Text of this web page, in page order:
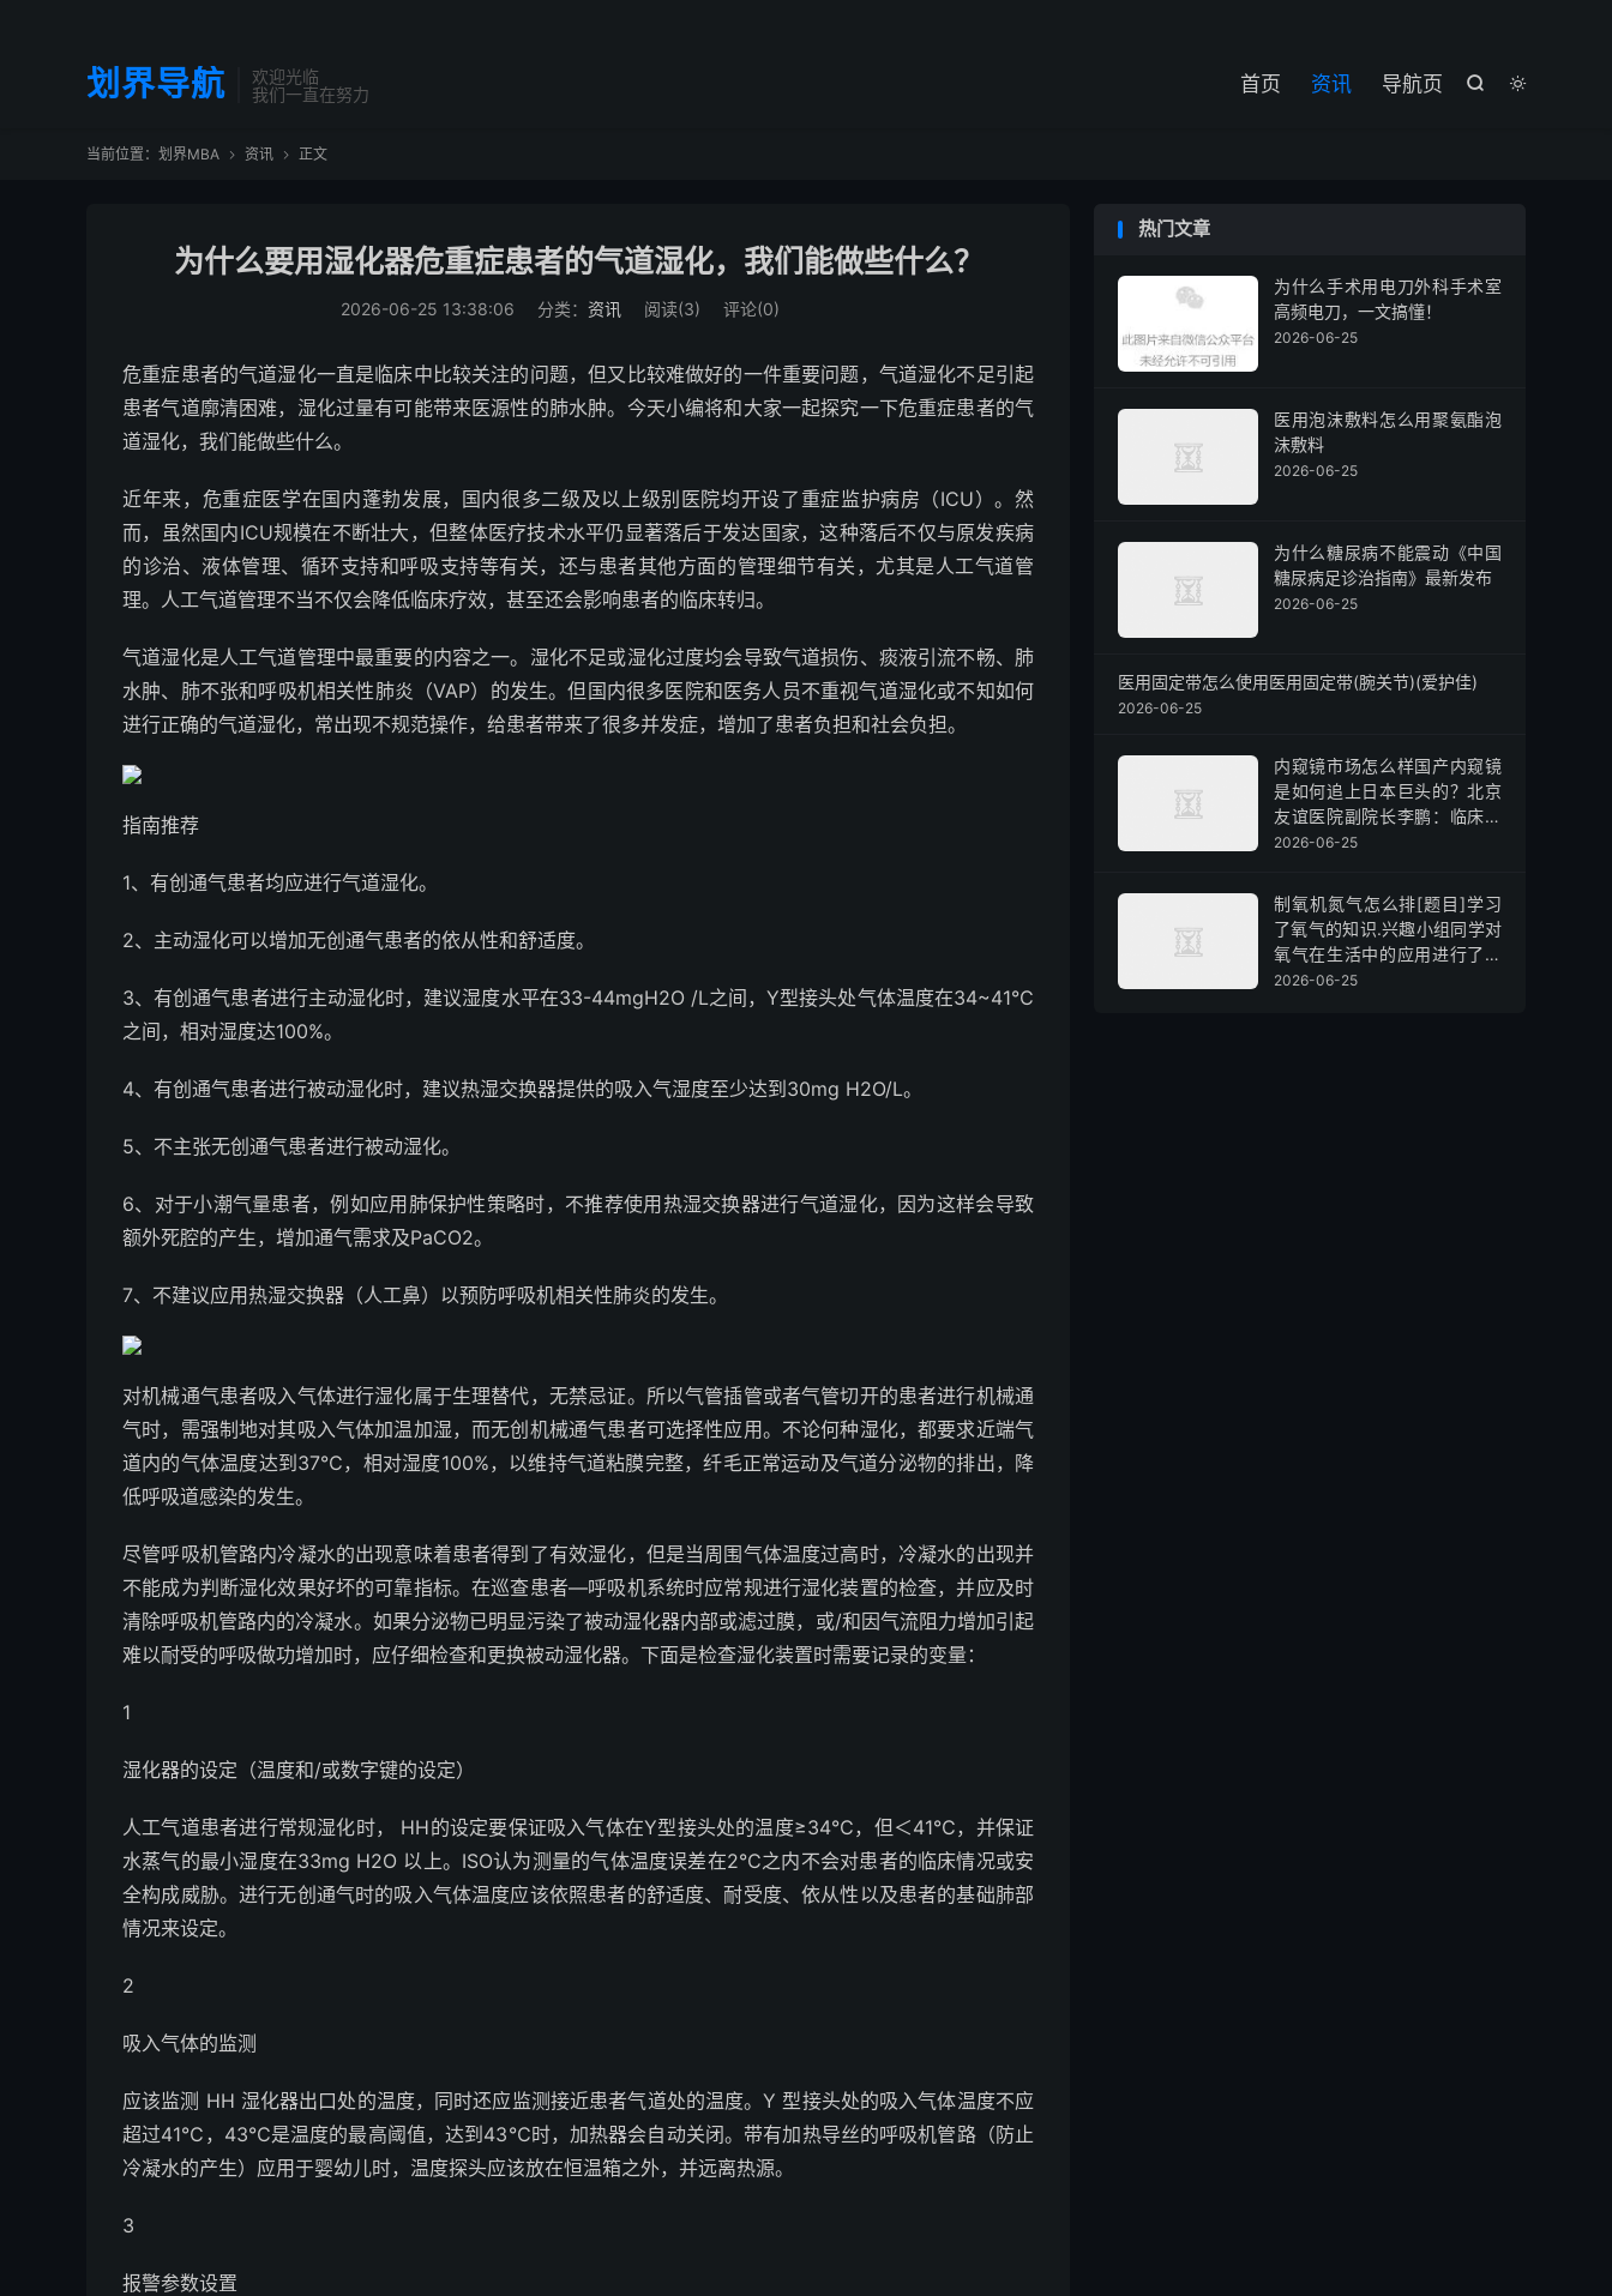
划界导航
欢迎光临
我们一直在努力


首页 资讯 导航页
当前位置： 划界MBA  资讯  正文
为什么要用湿化器危重症患者的气道湿化，我们能做些什么？
2026-06-25 13:38:06 分类： 资讯 阅读(3) 评论(0)
危重症患者的气道湿化一直是临床中比较关注的问题，但又比较难做好的一件重要问题，气道湿化不足引起
患者气道廓清困难，湿化过量有可能带来医源性的肺水肿。今天小编将和大家一起探究一下危重症患者的气
道湿化，我们能做些什么。
近年来，危重症医学在国内蓬勃发展，国内很多二级及以上级别医院均开设了重症监护病房（ICU）。然
而，虽然国内ICU规模在不断壮大，但整体医疗技术水平仍显著落后于发达国家，这种落后不仅与原发疾病
的诊治、液体管理、循环支持和呼吸支持等有关，还与患者其他方面的管理细节有关，尤其是人工气道管
理。人工气道管理不当不仅会降低临床疗效，甚至还会影响患者的临床转归。
气道湿化是人工气道管理中最重要的内容之一。湿化不足或湿化过度均会导致气道损伤、痰液引流不畅、肺
水肿、肺不张和呼吸机相关性肺炎（VAP）的发生。但国内很多医院和医务人员不重视气道湿化或不知如何
进行正确的气道湿化，常出现不规范操作，给患者带来了很多并发症，增加了患者负担和社会负担。
指南推荐
1、有创通气患者均应进行气道湿化。
2、主动湿化可以增加无创通气患者的依从性和舒适度。
3、有创通气患者进行主动湿化时，建议湿度水平在33-44mgH2O /L之间，Y型接头处气体温度在34~41℃
之间，相对湿度达100%。
4、有创通气患者进行被动湿化时，建议热湿交换器提供的吸入气湿度至少达到30mg H2O/L。
5、不主张无创通气患者进行被动湿化。
6、对于小潮气量患者，例如应用肺保护性策略时，不推荐使用热湿交换器进行气道湿化，因为这样会导致
额外死腔的产生，增加通气需求及PaCO2。
7、不建议应用热湿交换器（人工鼻）以预防呼吸机相关性肺炎的发生。
对机械通气患者吸入气体进行湿化属于生理替代，无禁忌证。所以气管插管或者气管切开的患者进行机械通
气时，需强制地对其吸入气体加温加湿，而无创机械通气患者可选择性应用。 不论何种湿化，都要求近端气
道内的气体温度达到37℃，相对湿度100%，以维持气道粘膜完整，纤毛正常运动及气道分泌物的排出，降
低呼吸道感染的发生。
尽管呼吸机管路内冷凝水的出现意味着患者得到了有效湿化，但是当周围气体温度过高时，冷凝水的出现并
不能成为判断湿化效果好坏的可靠指标。在巡查患者—呼吸机系统时应常规进行湿化装置的检查，并应及时
清除呼吸机管路内的冷凝水。如果分泌物已明显污染了被动湿化器内部或滤过膜，或/和因气流阻力增加引起
难以耐受的呼吸做功增加时，应仔细检查和更换被动湿化器。下面是检查湿化装置时需要记录的变量：
1
湿化器的设定（温度和/或数字键的设定）
人工气道患者进行常规湿化时， HH的设定要保证吸入气体在Y型接头处的温度≥34℃，但＜41℃，并保证
水蒸气的最小湿度在33mg H2O 以上。ISO认为测量的气体温度误差在2℃之内不会对患者的临床情况或安
全构成威胁。进行无创通气时的吸入气体温度应该依照患者的舒适度、耐受度、依从性以及患者的基础肺部
情况来设定。
2
吸入气体的监测
应该监测 HH 湿化器出口处的温度，同时还应监测接近患者气道处的温度。Y 型接头处的吸入气体温度不应
超过41℃，43℃是温度的最高阈值，达到43℃时，加热器会自动关闭。带有加热导丝的呼吸机管路（防止
冷凝水的产生）应用于婴幼儿时，温度探头应该放在恒温箱之外，并远离热源。
3
报警参数设置
热门文章
为什么手术用电刀外科手术室
高频电刀，一文搞懂！
2026-06-25
医用泡沫敷料怎么用聚氨酯泡
沫敷料
2026-06-25
为什么糖尿病不能震动《中国
糖尿病足诊治指南》最新发布
2026-06-25
医用固定带怎么使用医用固定带(腕关节)(爱护佳)
2026-06-25
内窥镜市场怎么样国产内窥镜
是如何追上日本巨头的？北京
友谊医院副院长李鹏：临床需
求响应速度更快
2026-06-25
制氧机氮气怎么排[题目]学习
了氧气的知识.兴趣小组同学对
氧气在生活中的应用进行了探
究.家用制氧机(如图1)的工作原
2026-06-25